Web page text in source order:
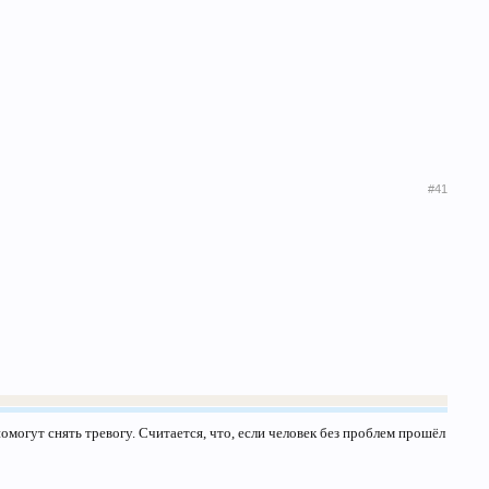
#41
снять тревогу. Считается, что, если человек без проблем прошёл